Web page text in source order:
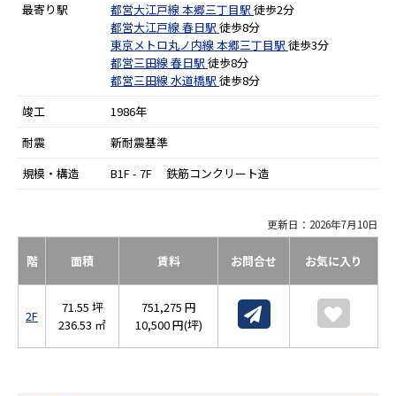
最寄り駅
都営大江戸線本郷三丁目駅 徒歩2分
都営大江戸線春日駅 徒歩8分
東京メトロ丸ノ内線本郷三丁目駅 徒歩3分
都営三田線春日駅 徒歩8分
都営三田線水道橋駅 徒歩8分
竣工
1986年
耐震
新耐震基準
規模・構造
B1F - 7F 鉄筋コンクリート造
更新日：2026年7月10日
階 面積 賃料 お問合せ お気に入り
2F
71.55 坪
236.53 ㎡
751,275 円
10,500 円(坪)